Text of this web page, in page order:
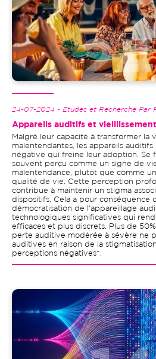
24-07-2024 - Etudes et Recherche Par
Appareils auditifs et vieillissement
Malgré leur capacité à transformer la
malentendantes, les appareils
négative qui freine leur adoption. Se
souvent perçu comme un signe de
malentendance, plutôt que comme
qualité de vie. Cette perception
contribue à maintenir un stigma
dispositifs. Cela a pour conséquence
démocratisation de l'appareillage
technologiques significatives qui
efficaces et plus discrets. Plus de
perte auditive modérée à sévère ne
auditives en raison de la
perceptions négatives*.
Image